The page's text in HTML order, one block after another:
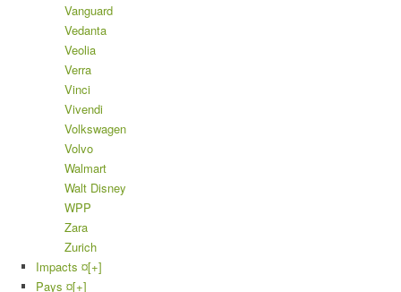
Vanguard
Vedanta
Veolia
Verra
Vinci
Vivendi
Volkswagen
Volvo
Walmart
Walt Disney
WPP
Zara
Zurich
Impacts ¤[+]
Pays ¤[+]